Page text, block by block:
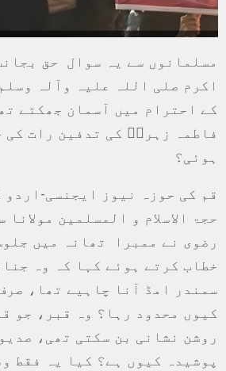
مسلمانوں سے یہ سوال حق
اکرم صلی اللہ علیہ وآلہ
کے احترام میں آسمان جھکتے
فاطمہ زہراؑ کی تدفین رات کی
ہوئی؟
قم کی حوزہ نیوز ایجنسی-اردو
حجۃ الاسلام و المسلمین
رضوی نے ممبرا تھانہ میں
خطاب کرتے ہوئے کہا کہ وہ
سمندر امڈ آنا چاہیے تھا،
کیوں محدود رہا؟ وہ قبر، جو
روشن نشانی بن سکتی تھی،
پوشیدہ کیوں ہے؟ کیا یہ فقط